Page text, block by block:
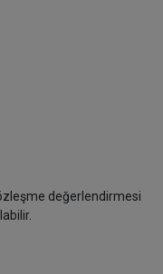
değerlendirmesi